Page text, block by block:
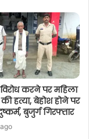
करने पर महिला
हत्या, बेहोश होने पर
बुजुर्ग गिरफ्तार